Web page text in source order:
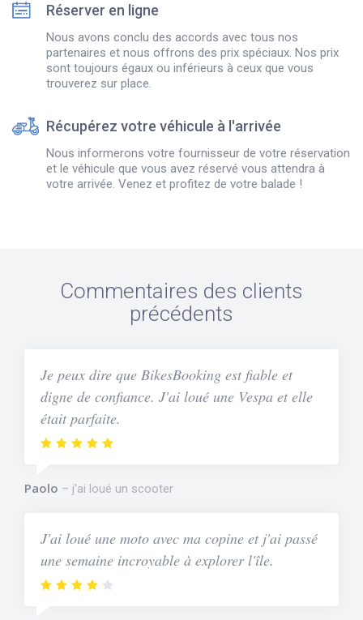
Réserver en ligne
Nous avons conclu des accords avec tous nos
partenaires et nous offrons des prix spéciaux. Nos prix
sont toujours égaux ou inférieurs à ceux que vous
trouverez sur place.
Récupérez votre véhicule à l'arrivée
Nous informerons votre fournisseur de votre réservation
et le véhicule que vous avez réservé vous attendra à
votre arrivée. Venez et profitez de votre balade !
Commentaires des clients
précédents
Je peux dire que BikesBooking est fiable et
digne de confiance. J'ai loué une Vespa et elle
était parfaite.
Paolo j'ai loué un scooter
J'ai loué une moto avec ma copine et j'ai passé
une semaine incroyable à explorer l'île.